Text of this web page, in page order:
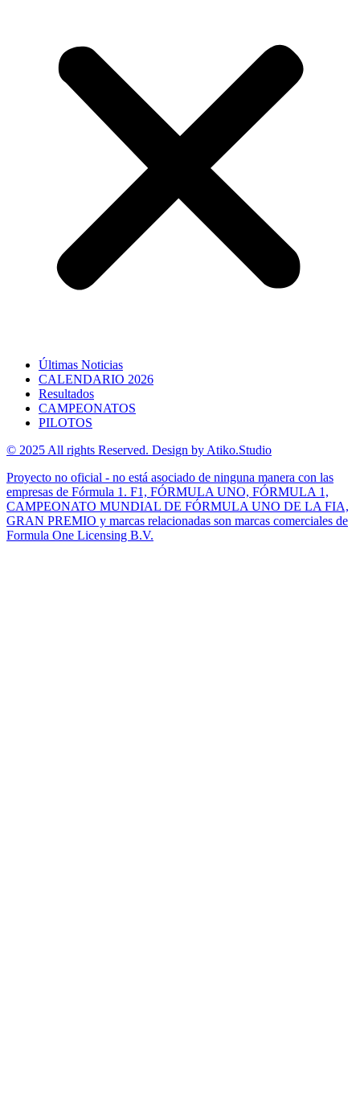
Últimas Noticias
CALENDARIO 2026
Resultados
CAMPEONATOS
PILOTOS
© 2025 All rights Reserved. Design by Atiko.Studio
Proyecto no oficial - no está asociado de ninguna manera con las
empresas de Fórmula 1. F1, FÓRMULA UNO, FÓRMULA 1,
CAMPEONATO MUNDIAL DE FÓRMULA UNO DE LA FIA,
GRAN PREMIO y marcas relacionadas son marcas comerciales de
Formula One Licensing B.V.